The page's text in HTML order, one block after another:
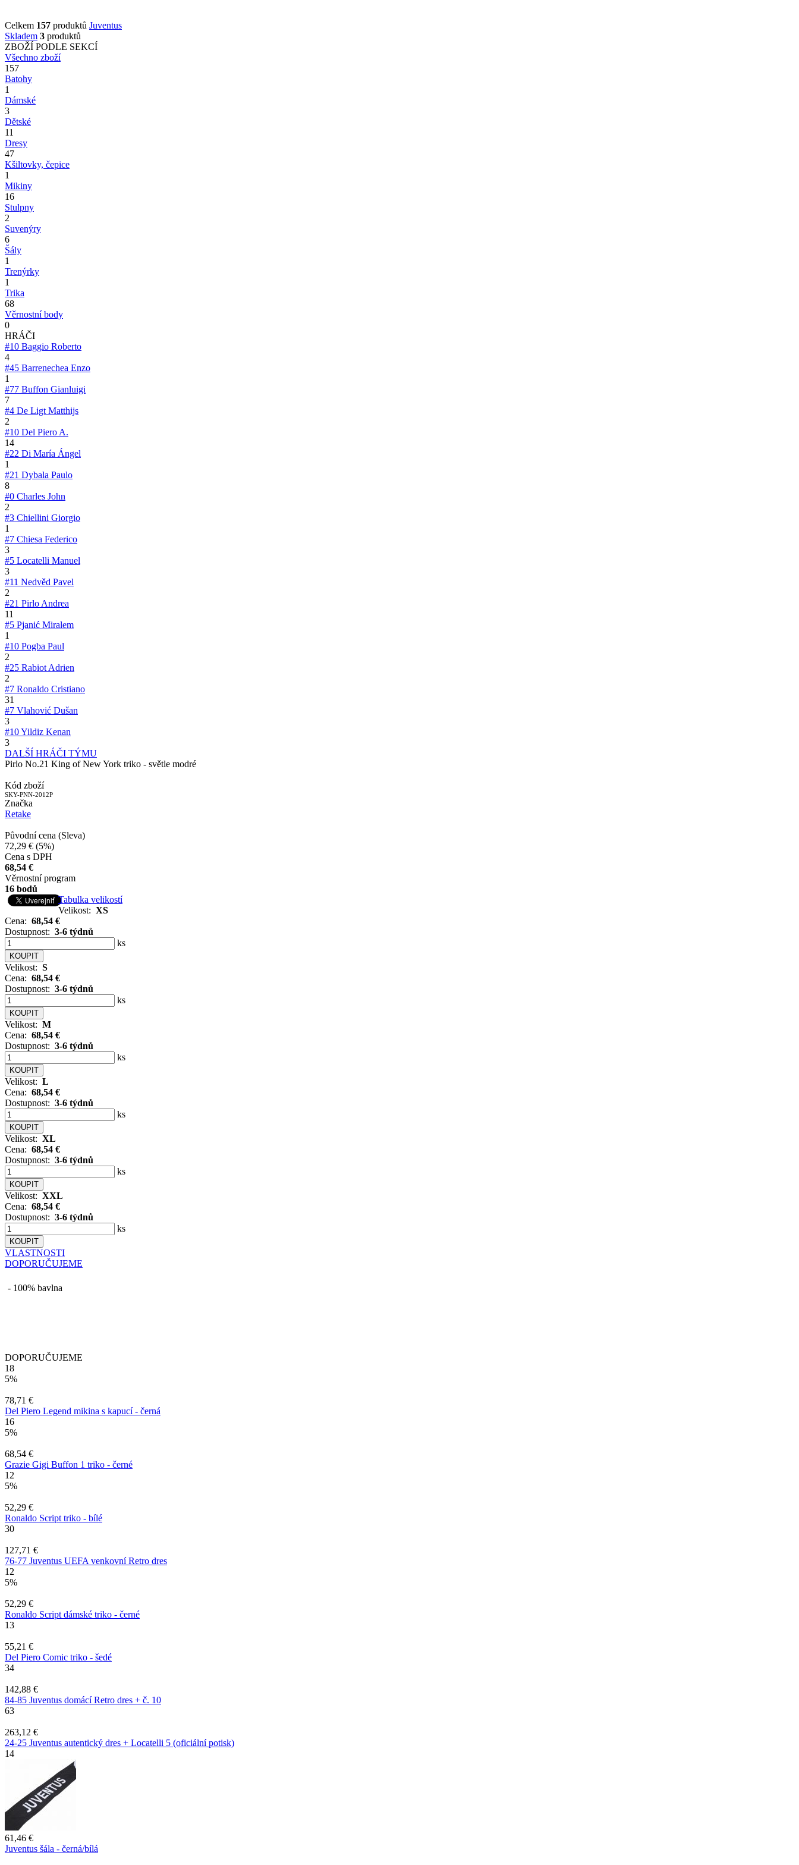
Celkem 157 produktů Juventus
Skladem 3 produktů
ZBOŽÍ PODLE SEKCÍ
Všechno zboží
157
Batohy
1
Dámské
3
Dětské
11
Dresy
47
Kšiltovky, čepice
1
Mikiny
16
Stulpny
2
Suvenýry
6
Šály
1
Trenýrky
1
Trika
68
Věrnostní body
0
HRÁČI
#10 Baggio Roberto
4
#45 Barrenechea Enzo
1
#77 Buffon Gianluigi
7
#4 De Ligt Matthijs
2
#10 Del Piero A.
14
#22 Di María Ángel
1
#21 Dybala Paulo
8
#0 Charles John
2
#3 Chiellini Giorgio
1
#7 Chiesa Federico
3
#5 Locatelli Manuel
3
#11 Nedvěd Pavel
2
#21 Pirlo Andrea
11
#5 Pjanić Miralem
1
#10 Pogba Paul
2
#25 Rabiot Adrien
2
#7 Ronaldo Cristiano
31
#7 Vlahović Dušan
3
#10Yildiz Kenan
3
DALŠÍ HRÁČI TÝMU
Pirlo No.21 King of New York triko - světle modré
Kód zboží
SKY-PNN-2012P
Značka
Retake
Původní cena (Sleva)
72,29 € (5%)
Cena s DPH
68,54 €
Věrnostní program
16 bodů
Tabulka velikostí
Velikost: XS
Cena: 68,54 €
Dostupnost: 3-6 týdnů
ks
Velikost: S
Cena: 68,54 €
Dostupnost: 3-6 týdnů
ks
Velikost: M
Cena: 68,54 €
Dostupnost: 3-6 týdnů
ks
Velikost: L
Cena: 68,54 €
Dostupnost: 3-6 týdnů
ks
Velikost: XL
Cena: 68,54 €
Dostupnost: 3-6 týdnů
ks
Velikost: XXL
Cena: 68,54 €
Dostupnost: 3-6 týdnů
ks
VLASTNOSTI
DOPORUČUJEME
- 100% bavlna
DOPORUČUJEME
18
5%
78,71 €
Del Piero Legend mikina s kapucí - černá
16
5%
68,54 €
Grazie Gigi Buffon 1 triko - černé
12
5%
52,29 €
Ronaldo Script triko - bílé
30
127,71 €
76-77 Juventus UEFA venkovní Retro dres
12
5%
52,29 €
Ronaldo Script dámské triko - černé
13
55,21 €
Del Piero Comic triko - šedé
34
142,88 €
84-85 Juventus domácí Retro dres + č. 10
63
263,12 €
24-25 Juventus autentický dres + Locatelli 5 (oficiální potisk)
14
61,46 €
Juventus šála - černá/bílá